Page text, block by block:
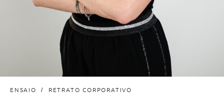
ENSAIO RETRATO CORPORATIVO